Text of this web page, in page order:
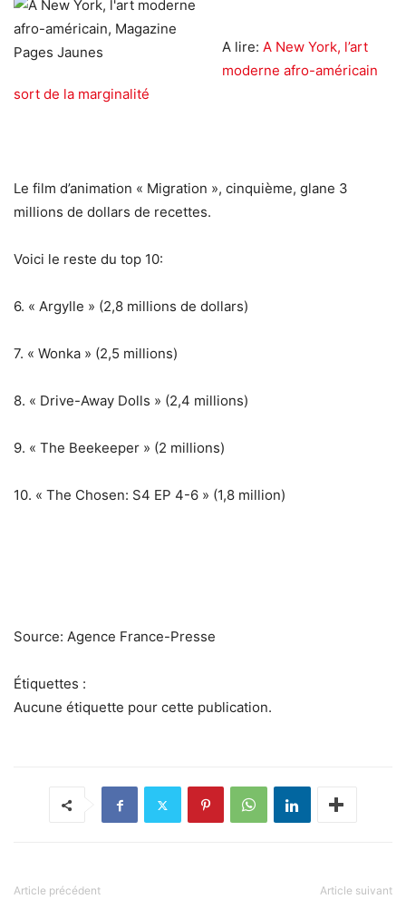
A lire: A New York, l’art
moderne afro-américain
sort de la marginalité
Le film d’animation « Migration », cinquième, glane 3
millions de dollars de recettes.
Voici le reste du top 10:
6. « Argylle » (2,8 millions de dollars)
7. « Wonka » (2,5 millions)
8. « Drive-Away Dolls » (2,4 millions)
9. « The Beekeeper » (2 millions)
10. « The Chosen: S4 EP 4-6 » (1,8 million)
Source: Agence France-Presse
Étiquettes :
Aucune étiquette pour cette publication.
Article précédent Article suivant